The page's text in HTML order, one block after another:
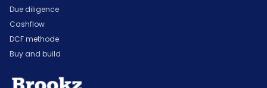
Due diligence
Cashflow
DCF methode
Buy and build